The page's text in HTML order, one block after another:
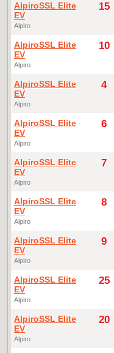
AlpiroSSL Elite
EV
Alpiro
15
AlpiroSSL Elite
EV
Alpiro
10
AlpiroSSL Elite
EV
Alpiro
4
AlpiroSSL Elite
EV
Alpiro
6
AlpiroSSL Elite
EV
Alpiro
7
AlpiroSSL Elite
EV
Alpiro
8
AlpiroSSL Elite
EV
Alpiro
9
AlpiroSSL Elite
EV
Alpiro
25
AlpiroSSL Elite
EV
Alpiro
20